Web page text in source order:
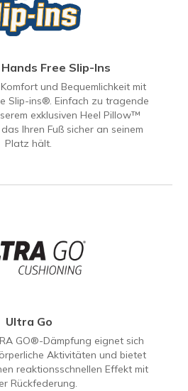
Free Slip-Ins
und Bequemlichkeit mit
Slip-ins®. Einfach zu tragende
exklusiven Heel Pillow™
Ihren Fuß sicher an seinem
Platz hält.
Ultra Go
GO®-Dämpfung eignet sich
Aktivitäten und bietet
reaktionsschnellen Effekt mit
Rückfederung.